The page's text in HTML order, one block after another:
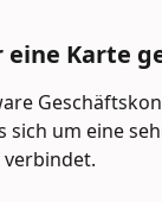
eine Karte
sich um eine